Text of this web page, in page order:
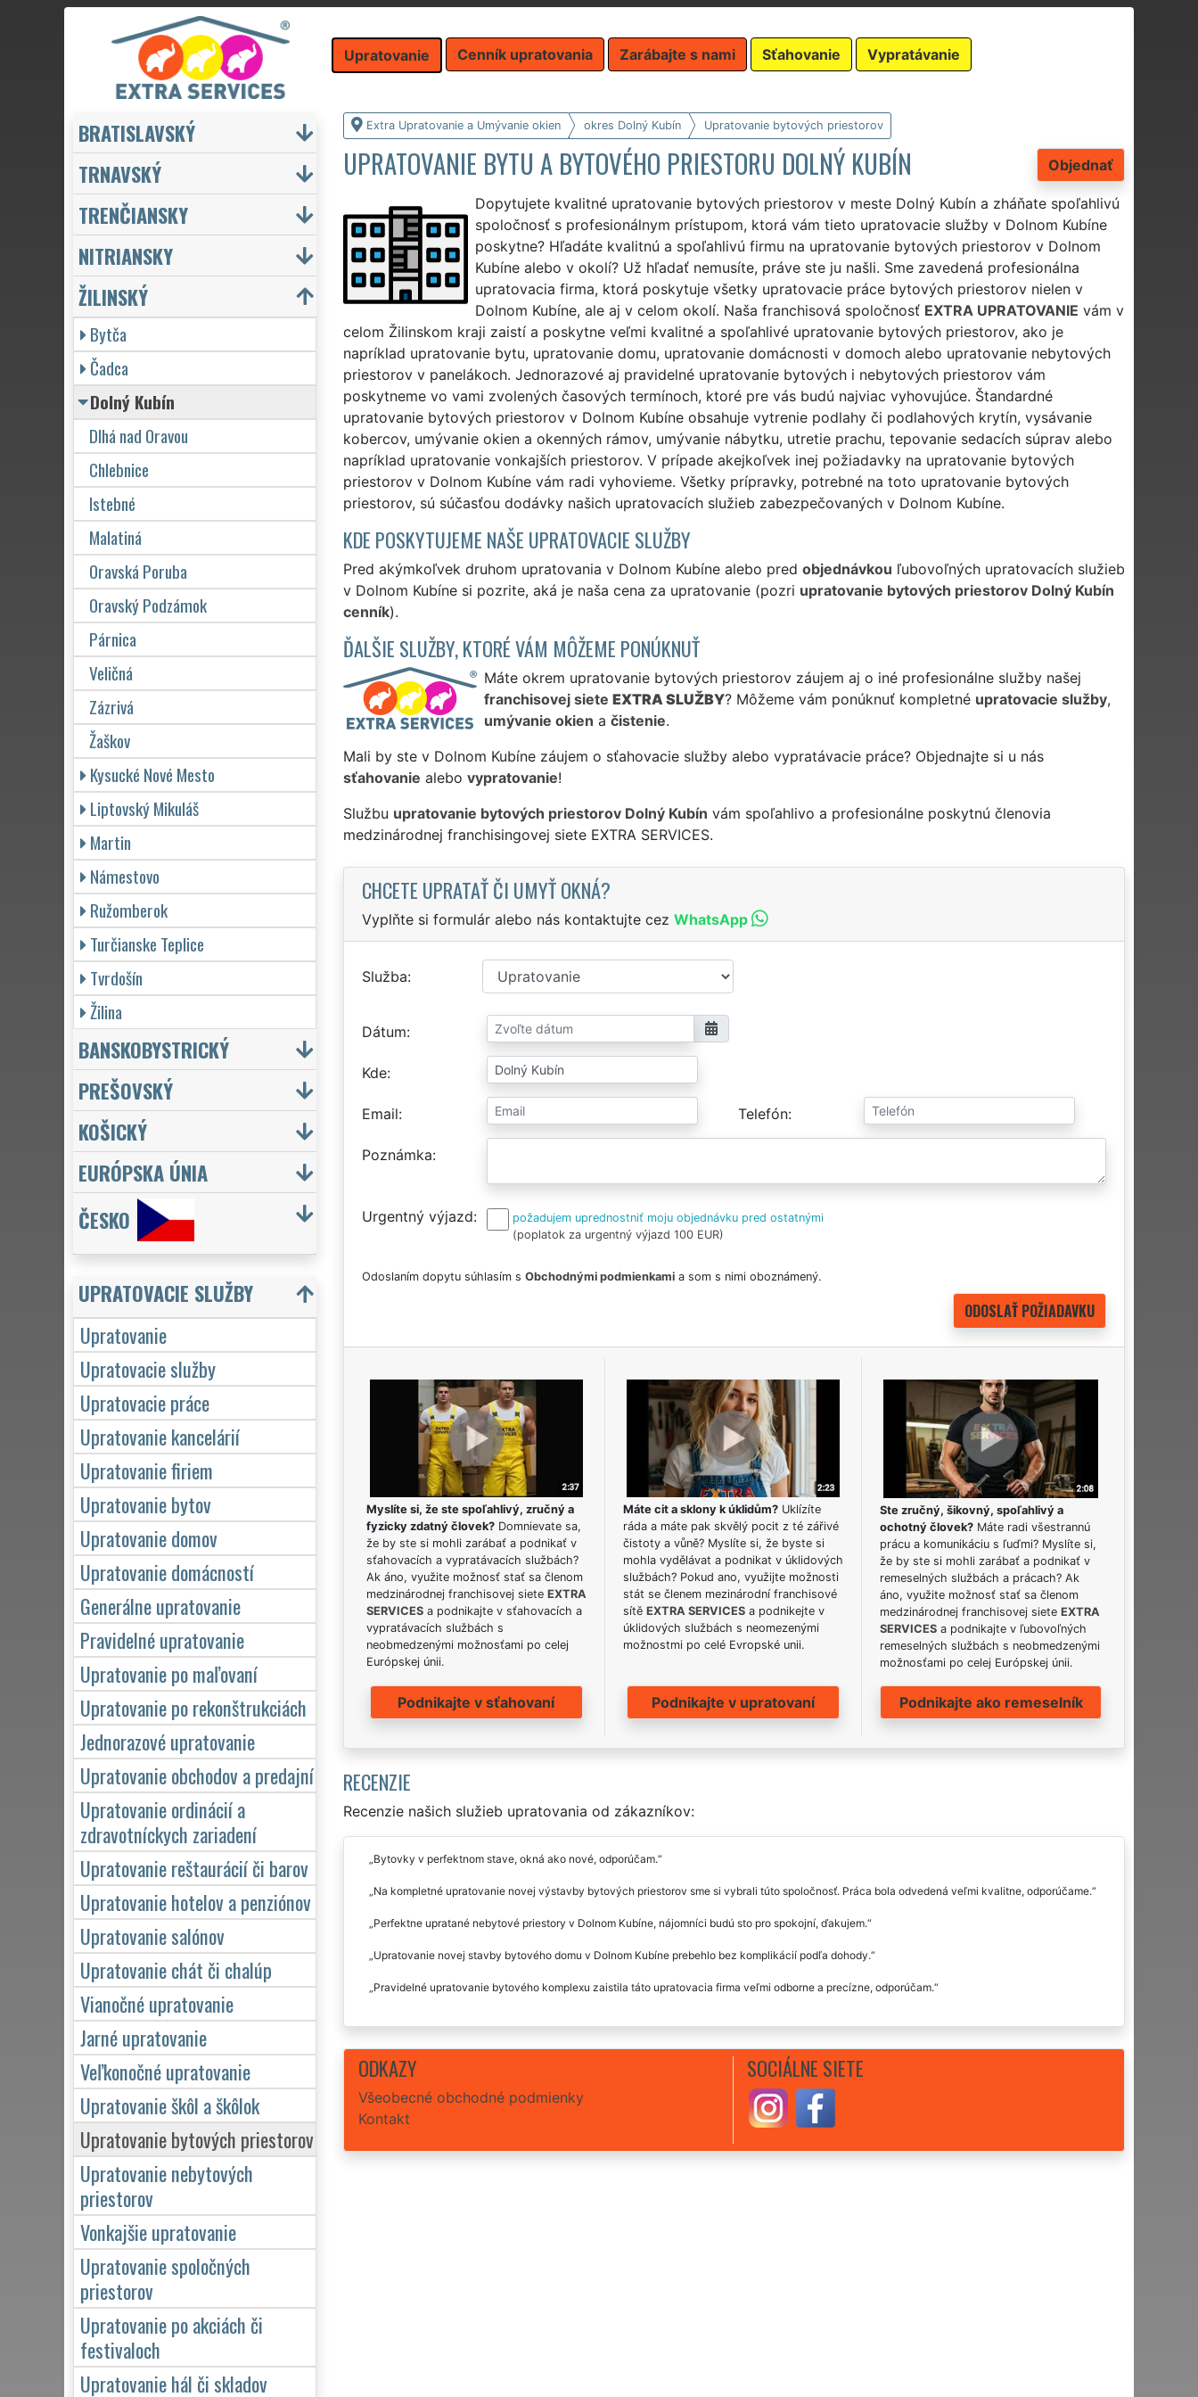
Upratovanie Cenník upratovania Zarábajte s nami Sťahovanie Vypratávanie
Extra Upratovanie a Umývanie okien okres Dolný Kubín Upratovanie bytových priestorov
Objednať
UPRATOVANIE BYTU A BYTOVÉHO PRIESTORU DOLNÝ KUBÍN
Dopytujete kvalitné upratovanie bytových priestorov v meste Dolný Kubín a zháňate spoľahlivú
spoločnosť s profesionálnym prístupom, ktorá vám tieto upratovacie služby v Dolnom Kubíne
poskytne? Hľadáte kvalitnú a spoľahlivú firmu na upratovanie bytových priestorov v Dolnom
Kubíne alebo v okolí? Už hľadať nemusíte, práve ste ju našli. Sme zavedená profesionálna
upratovacia firma, ktorá poskytuje všetky upratovacie práce bytových priestorov nielen v
Dolnom Kubíne, ale aj v celom okolí. Naša franchisová spoločnosť EXTRA UPRATOVANIE vám v
celom Žilinskom kraji zaistí a poskytne veľmi kvalitné a spoľahlivé upratovanie bytových priestorov, ako je
napríklad upratovanie bytu, upratovanie domu, upratovanie domácnosti v domoch alebo upratovanie nebytových
priestorov v panelákoch. Jednorazové aj pravidelné upratovanie bytových i nebytových priestorov vám
poskytneme vo vami zvolených časových termínoch, ktoré pre vás budú najviac vyhovujúce. Štandardné
upratovanie bytových priestorov v Dolnom Kubíne obsahuje vytrenie podlahy či podlahových krytín, vysávanie
kobercov, umývanie okien a okenných rámov, umývanie nábytku, utretie prachu, tepovanie sedacích súprav alebo
napríklad upratovanie vonkajších priestorov. V prípade akejkoľvek inej požiadavky na upratovanie bytových
priestorov v Dolnom Kubíne vám radi vyhovieme. Všetky prípravky, potrebné na toto upratovanie bytových
priestorov, sú súčasťou dodávky našich upratovacích služieb zabezpečovaných v Dolnom Kubíne.
KDE POSKYTUJEME NAŠE UPRATOVACIE SLUŽBY
Pred akýmkoľvek druhom upratovania v Dolnom Kubíne alebo pred objednávkou ľubovoľných upratovacích služieb
v Dolnom Kubíne si pozrite, aká je naša cena za upratovanie (pozri upratovanie bytových priestorov Dolný Kubín
cenník).
ĎALŠIE SLUŽBY, KTORÉ VÁM MÔŽEME PONÚKNUŤ
Máte okrem upratovanie bytových priestorov záujem aj o iné profesionálne služby našej
franchisovej siete EXTRA SLUŽBY? Môžeme vám ponúknuť kompletné upratovacie služby,
umývanie okien a čistenie.
Mali by ste v Dolnom Kubíne záujem o sťahovacie služby alebo vypratávacie práce? Objednajte si u nás
sťahovanie alebo vypratovanie!
Službu upratovanie bytových priestorov Dolný Kubín vám spoľahlivo a profesionálne poskytnú členovia
medzinárodnej franchisingovej siete EXTRA SERVICES.
CHCETE UPRATAŤ ČI UMYŤ OKNÁ?
Vyplňte si formulár alebo nás kontaktujte cez WhatsApp
Služba
Dátum
Kde
Email Telefón
Poznámka
Urgentný výjazd
požadujem uprednostniť moju objednávku pred ostatnými
(poplatok za urgentný výjazd 100 EUR)
Odoslaním dopytu súhlasím s Obchodnými podmienkamia som s nimi oboznámený.
Myslíte si, že ste spoľahlivý, zručný a
fyzicky zdatný človek?Domnievate sa,
že by ste si mohli zarábať a podnikať v
sťahovacích a vypratávacích službách?
Ak áno, využite možnosť stať sa členom
medzinárodnej franchisovej siete EXTRA
SERVICESa podnikajte v sťahovacích a
vypratávacích službách s
neobmedzenými možnosťami po celej
Európskej únii.
Podnikajte v sťahovaní
Máte cit a sklony k úklidům?Uklízíte
ráda a máte pak skvělý pocit z té zářivé
čistoty a vůně? Myslíte si, že byste si
mohla vydělávat a podnikat v úklidových
službách? Pokud ano, využijte možnosti
stát se členem mezinárodní franchisové
sítě EXTRA SERVICESa podnikejte v
úklidových službách s neomezenými
možnostmi po celé Evropské unii.
Podnikajte v upratovaní
Ste zručný, šikovný, spoľahlivý a
ochotný človek? Máte radi všestrannú
prácu a komunikáciu s ľuďmi? Myslíte si,
že by ste si mohli zarábať a podnikať v
remeselných službách a prácach? Ak
áno, využite možnosť stať sa členom
medzinárodnej franchisovej sieteEXTRA
SERVICES a podnikajte v ľubovoľných
remeselných službách s neobmedzenými
možnosťami po celej Európskej únii.
Podnikajte ako remeselník
RECENZIE
Recenzie našich služieb upratovania od zákazníkov:
Bytovky v perfektnom stave, okná ako nové, odporúčam.
Na kompletné upratovanie novej výstavby bytových priestorov sme si vybrali túto spoločnosť. Práca bola odvedená veľmi kvalitne, odporúčame.
Perfektne upratané nebytové priestory v Dolnom Kubíne, nájomníci budú sto pro spokojní, ďakujem.
Upratovanie novej stavby bytového domu v Dolnom Kubíne prebehlo bez komplikácií podľa dohody.
Pravidelné upratovanie bytového komplexu zaistila táto upratovacia firma veľmi odborne a precízne, odporúčam.
ODKAZY
Všeobecné obchodné podmienky
Kontakt
SOCIÁLNE SIETE
BRATISLAVSKÝ
TRNAVSKÝ
TRENČIANSKY
NITRIANSKY
ŽILINSKÝ
Bytča
Čadca
Dolný Kubín
Dlhá nad Oravou
Chlebnice
Istebné
Malatiná
Oravská Poruba
Oravský Podzámok
Párnica
Veličná
Zázrivá
Žaškov
Kysucké Nové Mesto
Liptovský Mikuláš
Martin
Námestovo
Ružomberok
Turčianske Teplice
Tvrdošín
Žilina
BANSKOBYSTRICKÝ
PREŠOVSKÝ
KOŠICKÝ
EURÓPSKA ÚNIA
ČESKO
UPRATOVACIE SLUŽBY
Upratovanie
Upratovacie služby
Upratovacie práce
Upratovanie kancelárií
Upratovanie firiem
Upratovanie bytov
Upratovanie domov
Upratovanie domácností
Generálne upratovanie
Pravidelné upratovanie
Upratovanie po maľovaní
Upratovanie po rekonštrukciách
Jednorazové upratovanie
Upratovanie obchodov a predajní
Upratovanie ordinácií a
zdravotníckych zariadení
Upratovanie reštaurácií či barov
Upratovanie hotelov a penziónov
Upratovanie salónov
Upratovanie chát či chalúp
Vianočné upratovanie
Jarné upratovanie
Veľkonočné upratovanie
Upratovanie škôl a škôlok
Upratovanie bytových priestorov
Upratovanie nebytových
priestorov
Vonkajšie upratovanie
Upratovanie spoločných
priestorov
Upratovanie po akciách či
festivaloch
Upratovanie hál či skladov